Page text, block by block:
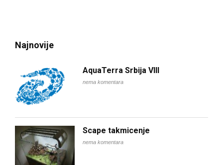
Najnovije
AquaTerra Srbija VIII
nema komentara
Scape takmicenje
nema komentara